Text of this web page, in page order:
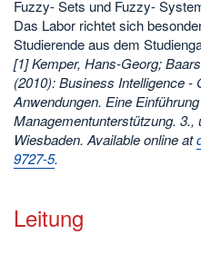
Fuzzy- Sets und Fuzzy-
Das Labor richtet sich
Studierende aus dem
[1] Kemper, Hans-Georg;
(2010): Business Intelligence -
Anwendungen. Eine
Managementunterstützung. 3.,
Wiesbaden. Available online at
9727-5.
Leitung